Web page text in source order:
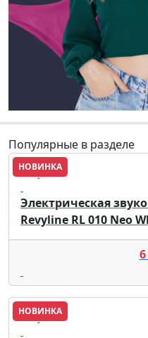
Популярные в разделе
НОВИНКА
Revyline
Электрическая
Revyline RL 010 Neo
НОВИНКА
Revyline